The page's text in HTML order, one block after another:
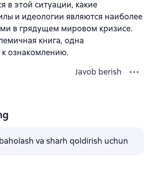
в этой ситуации, какие
и идеологии являются наиболее
в грядущем мировом кризисе.
книга, одна
ознакомлению.
Javob berish
va sharh qoldirish uchun